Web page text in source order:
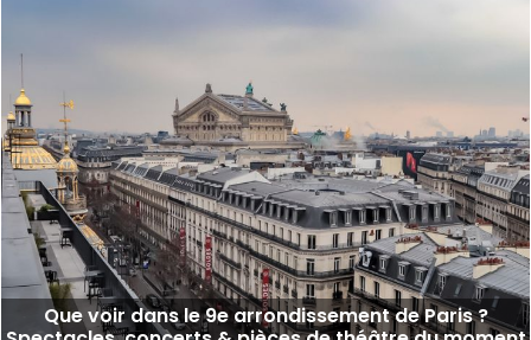
Que voir dans le 9e arrondissement de Paris ?